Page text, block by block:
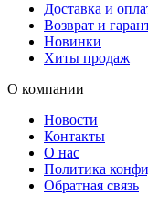
Доставка и
Возврат и
Новинки
Хиты продаж
О компании
Новости
Контакты
О нас
Политика
Обратная связь